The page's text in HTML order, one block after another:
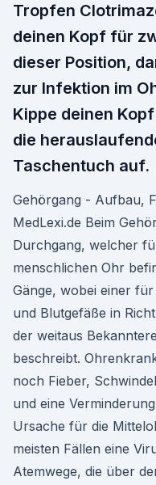
Tropfen
deinen Kopf für
dieser Position,
zur Infektion im
Kippe deinen
die
Taschentuch auf.
Gehörgang - Aufbau,
MedLexi.de Beim
Durchgang, welcher
menschlichen Ohr
Gänge, wobei einer
und Blutgefäße in
der weitaus
beschreibt.
noch Fieber,
und eine
Ursache für die
meisten Fällen eine
Atemwege, die über